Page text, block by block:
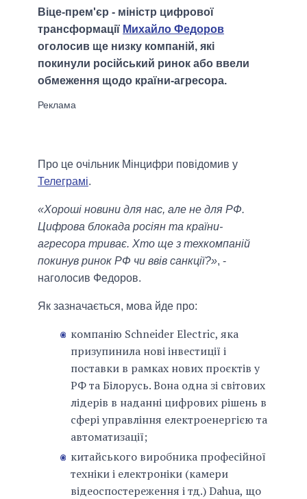
Віце-прем'єр - міністр цифрової
трансформації Михайло Федоров
оголосив ще низку компаній, які
покинули російський ринок або ввели
обмеження щодо країни-агресора.
Про це очільник Мінцифри повідомив у
Телеграмі.
«Хороші новини для нас, але не для РФ.
Цифрова блокада росіян та країни-
агресора триває. Хто ще з техкомпаній
покинув ринок РФ чи ввів санкції?», -
наголосив Федоров.
Як зазначається, мова йде про:
компанію Schneider Electric, яка
призупинила нові інвестиції і
поставки в рамках нових проєктів у
РФ та Білорусь. Вона одна зі світових
лідерів в наданні цифрових рішень в
сфері управління електроенергією та
автоматизації;
китайського виробника професійної
техніки і електроніки (камери
відеоспостереження і тд.) Dahua, що